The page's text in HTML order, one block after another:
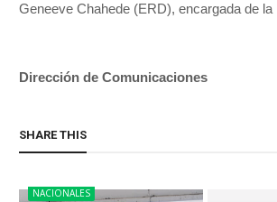
Geneeve Chahede (ERD), encargada de
Dirección de Comunicaciones
SHARE THIS
NACIONALES